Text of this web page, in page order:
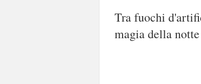
Tra fuochi
magia della